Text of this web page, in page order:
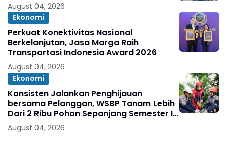
August 04, 2026
Ekonomi
Perkuat Konektivitas Nasional
Berkelanjutan, Jasa Marga Raih
Transportasi Indonesia Award 2026
August 04, 2026
Ekonomi
Konsisten Jalankan Penghijauan
bersama Pelanggan, WSBP Tanam Lebih
Dari 2 Ribu Pohon Sepanjang Semester I
2026
August 04, 2026